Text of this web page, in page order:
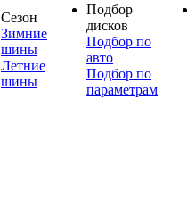
Сезон
Зимние
шины
Летние
шины
Подбор
дисков
Подбор по
авто
Подбор по
параметрам